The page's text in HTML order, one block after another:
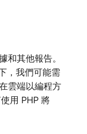
和其他報告。
，我們可能需
雲端以編程方
用 PHP 將